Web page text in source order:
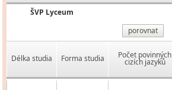
ŠVP Lyceum
porovnat
Délka studia Forma studia Počet povinných
cizích jazyků